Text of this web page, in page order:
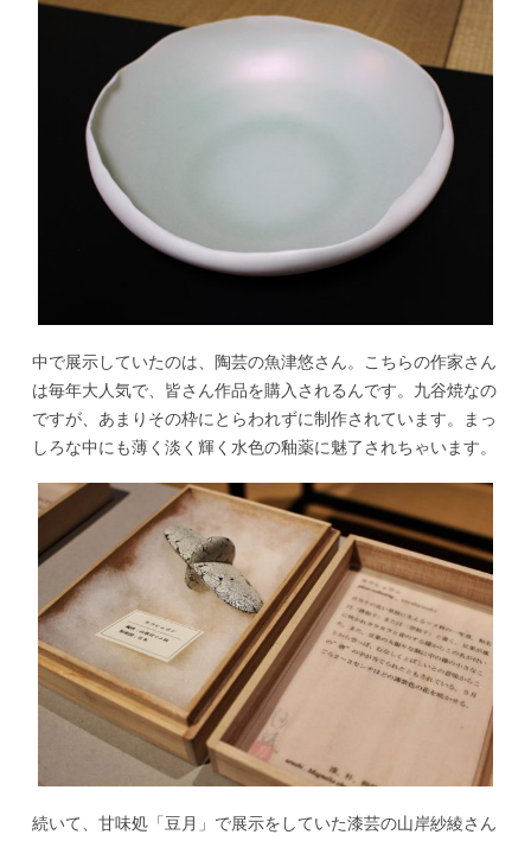
中で展示していたのは、陶芸の魚津悠さん。こちらの作家さん
は毎年大人気で、皆さん作品を購入されるんです。九谷焼なの
ですが、あまりその枠にとらわれずに制作されています。まっ
しろな中にも薄く淡く輝く水色の釉薬に魅了されちゃいます。
続いて、甘味処「豆月」で展示をしていた漆芸の山岸紗綾さん